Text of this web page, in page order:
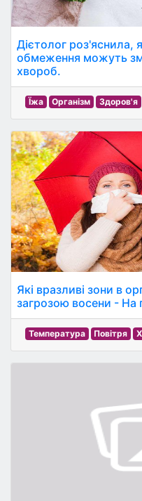
Дієтолог роз'яснила,
обмеження можуть
хвороб.
Їжа Організм Здоров'я
Які вразливі зони в
загрозою восени - На
Температура Повітря